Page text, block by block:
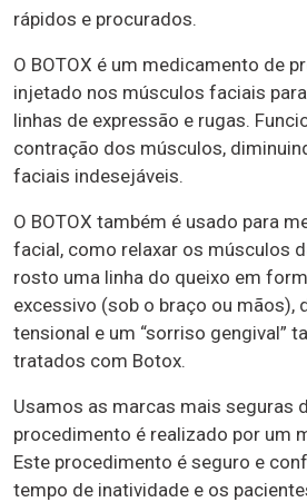
rápidos e procurados.
O BOTOX é um medicamento de
injetado nos músculos faciais
linhas de expressão e rugas.
contração dos músculos,
faciais indesejáveis.
O BOTOX também é usado para
facial, como relaxar os músculos
rosto uma linha do queixo em
excessivo (sob o braço ou mãos),
tensional e um “sorriso gengival”
tratados com Botox.
Usamos as marcas mais seguras
procedimento é realizado por um
Este procedimento é seguro e
tempo de inatividade e os